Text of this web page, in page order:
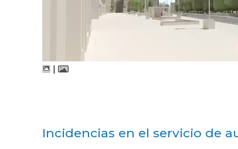
|
Incidencias en el servicio de